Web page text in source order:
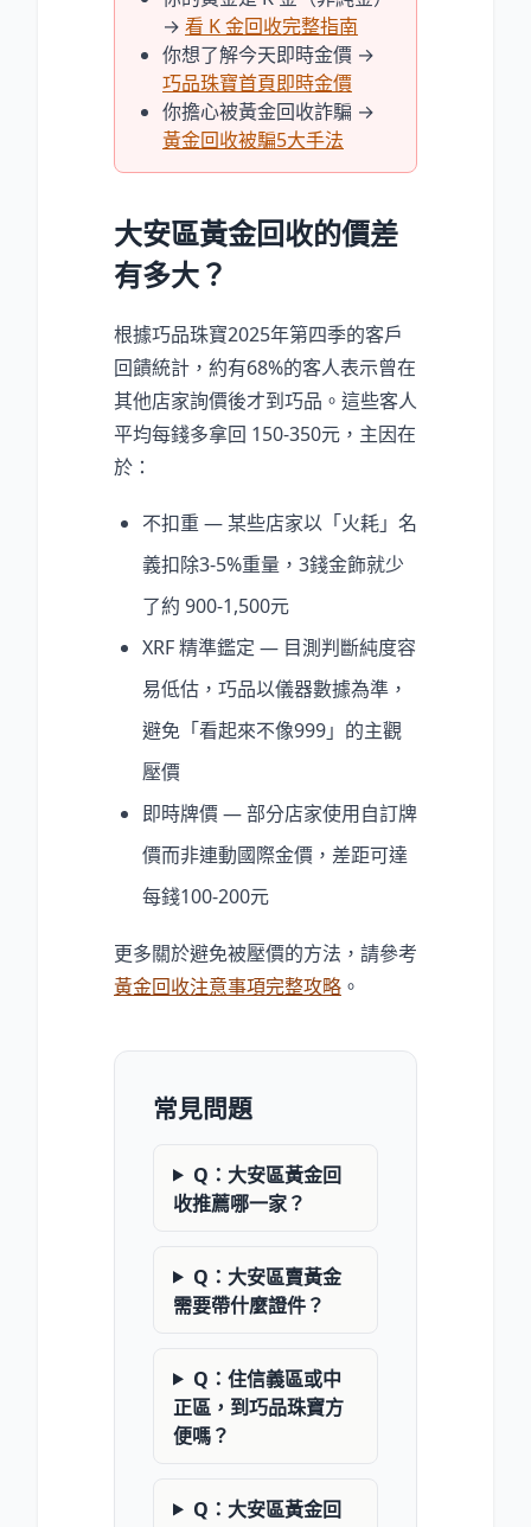
→ 看 K 金回收完整指南
你想了解今天即時金價 →
巧品珠寶首頁即時金價
你擔心被黃金回收詐騙 →
黃金回收被騙5大手法
大安區黃金回收的價差
有多大？
根據巧品珠寶2025年第四季的客戶
回饋統計，約有68%的客人表示曾在
其他店家詢價後才到巧品。這些客人
平均每錢多拿回 150-350元，主因在
於：
不扣重 — 某些店家以「火耗」名
義扣除3-5%重量，3錢金飾就少
了約 900-1,500元
XRF 精準鑑定 — 目測判斷純度容
易低估，巧品以儀器數據為準，
避免「看起來不像999」的主觀
壓價
即時牌價 — 部分店家使用自訂牌
價而非連動國際金價，差距可達
每錢100-200元
更多關於避免被壓價的方法，請參考
黃金回收注意事項完整攻略 。
常見問題
Q：大安區黃金回
收推薦哪一家？
Q：大安區賣黃金
需要帶什麼證件？
Q：住信義區或中
正區，到巧品珠寶方
便嗎？
Q：大安區黃金回